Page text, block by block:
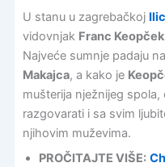
U stanu u zagrebačkoj
vidovnjak Franc Keopček
Najveće sumnje padaju
Makajca, a kako je
mušterija nježnijeg
razgovarati i sa svim
njihovim muževima.
PROČITAJTE VIŠE: